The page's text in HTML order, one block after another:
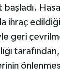
başladı.
ihraç
geri